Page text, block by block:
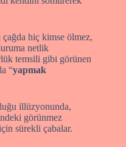
hiç kimse ölmez,
netlik
temsili gibi görünen
“yapmak
illüzyonunda,
görünmez
sürekli çabalar.